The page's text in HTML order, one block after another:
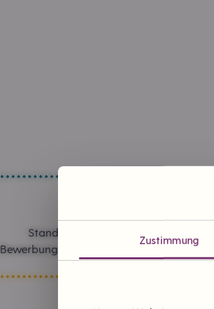
Zustimmung
Standorte in Planung
Bewerbung um einen Tante Enso